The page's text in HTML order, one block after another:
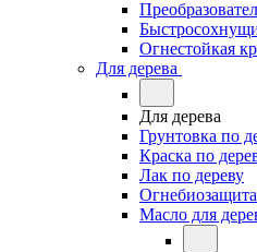
Огнестойкая
Для дерева
Для дерева
Грунтовка по
Краска по
Лак по дереву
Огнебиозащита
Масло для